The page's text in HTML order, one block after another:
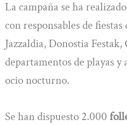
La campaña se ha
con responsables de
Jazzaldia, Donostia
departamentos de playas y
ocio nocturno.
Se han dispuesto 2.000